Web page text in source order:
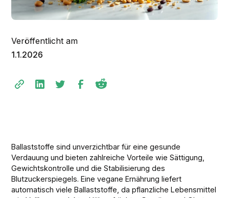
Veröffentlicht am
1.1.2026
Ballaststoffe sind unverzichtbar für eine gesunde
Verdauung und bieten zahlreiche Vorteile wie Sättigung,
Gewichtskontrolle und die Stabilisierung des
Blutzuckerspiegels. Eine vegane Ernährung liefert
automatisch viele Ballaststoffe, da pflanzliche Lebensmittel